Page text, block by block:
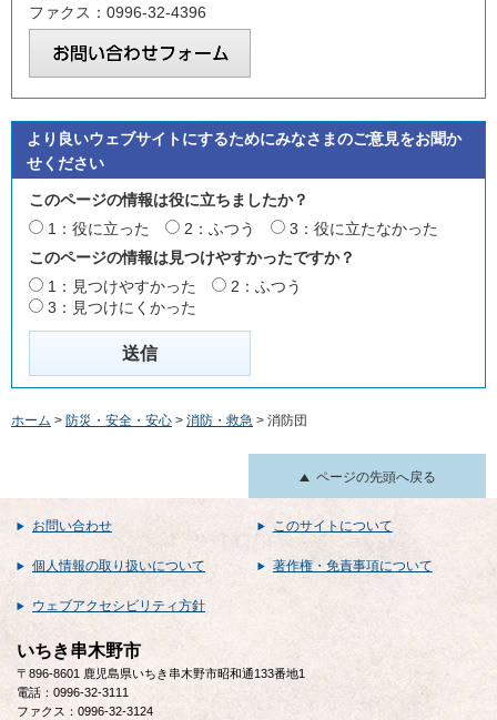
ファクス：0996-32-4396
より良いウェブサイトにするためにみなさまのご意見をお聞か
せください
このページの情報は役に立ちましたか？
1：役に立った
2：ふつう
3：役に立たなかった
このページの情報は見つけやすかったですか？
1：見つけやすかった
2：ふつう
3：見つけにくかった
ホーム > 防災・安全・安心 > 消防・救急 > 消防団
ページの先頭へ戻る
お問い合わせ このサイトについて
個人情報の取り扱いについて 著作権・免責事項について
ウェブアクセシビリティ方針
いちき串木野市
〒896-8601 鹿児島県いちき串木野市昭和通133番地1
電話：0996-32-3111
ファクス：0996-32-3124